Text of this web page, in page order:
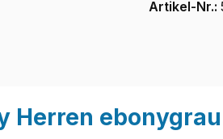
Artikel-Nr.:
Herren